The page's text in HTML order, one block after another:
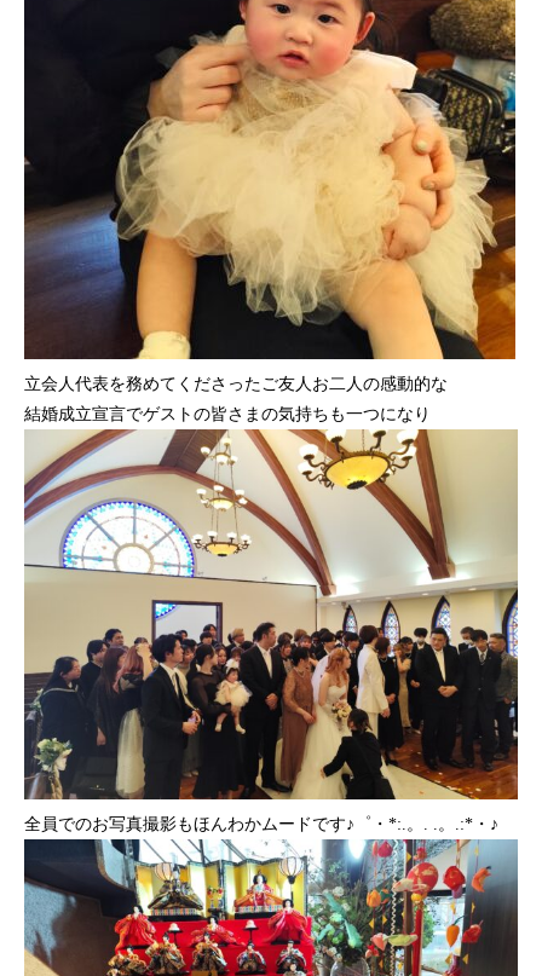
立会人代表を務めてくださったご友人お二人の感動的な
結婚成立宣言でゲストの皆さまの気持ちも一つになり
全員でのお写真撮影もほんわかムードです♪゜・*:.。. .。.:*・♪